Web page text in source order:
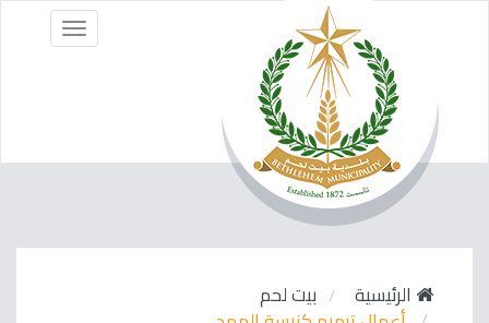
Menu
الرئيسية بيت لحم